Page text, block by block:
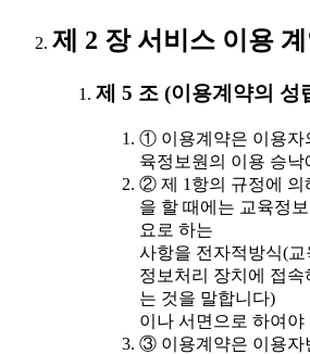
제 2 장 서비스 이용
제 5 조 (이용계약의 성
① 이용계약은 이용자
육정보원의 이용 승
② 제 1항의 규정에 의
을 할 때에는 교육정
요로 하는
사항을 전자적방식(
정보처리 장치에 접
는 것을 말합니다)
이나 서면으로 하여야
③ 이용계약은 이용자